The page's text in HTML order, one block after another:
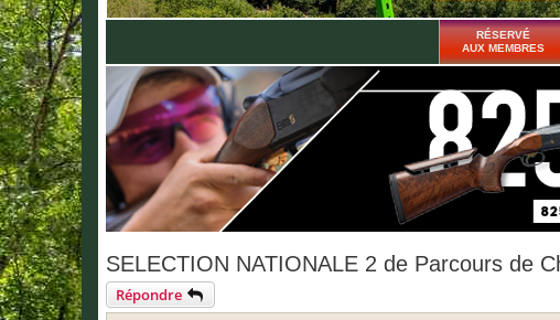
RÉSERVÉ
AUX MEMBRES
SELECTION NATIONALE 2 de Parcours de
Répondre